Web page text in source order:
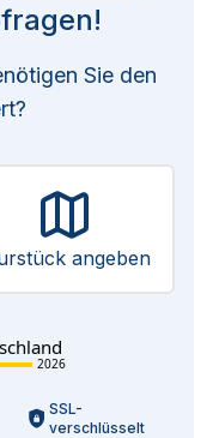
Sie den
angeben
2026
SSL-
verschlüsselt